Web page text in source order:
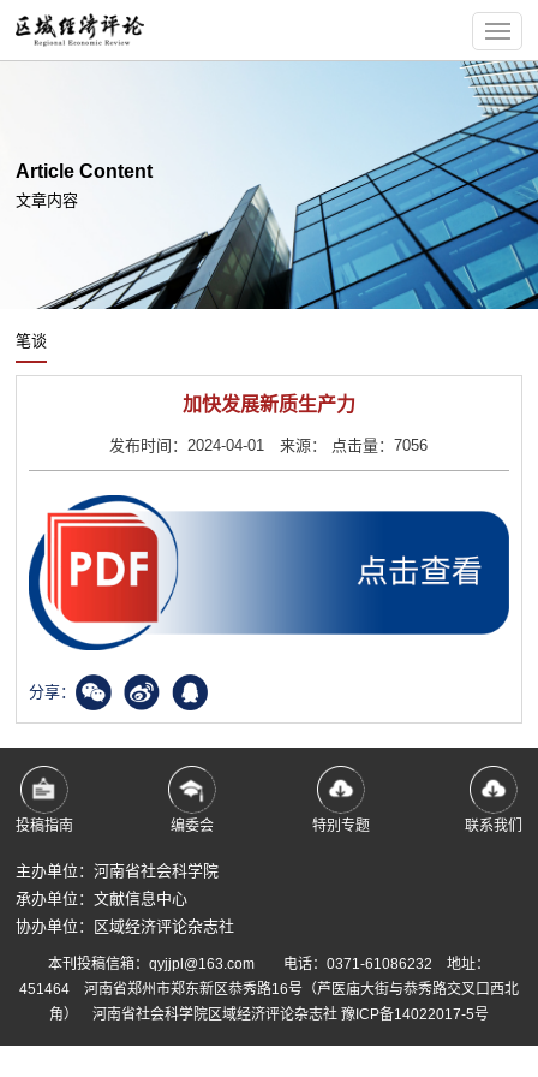
Article Content
文章内容
笔谈
加快发展新质生产力
发布时间：2024-04-01 来源： 点击量：7056
分享：
投稿指南 编委会 特别专题 联系我们
主办单位：河南省社会科学院
承办单位：文献信息中心
协办单位：区域经济评论杂志社
本刊投稿信箱：qyjjpl@163.com 电话：0371-61086232 地址：
451464 河南省郑州市郑东新区恭秀路16号（芦医庙大街与恭秀路交叉口西北
角） 河南省社会科学院区域经济评论杂志社 豫ICP备14022017-5号